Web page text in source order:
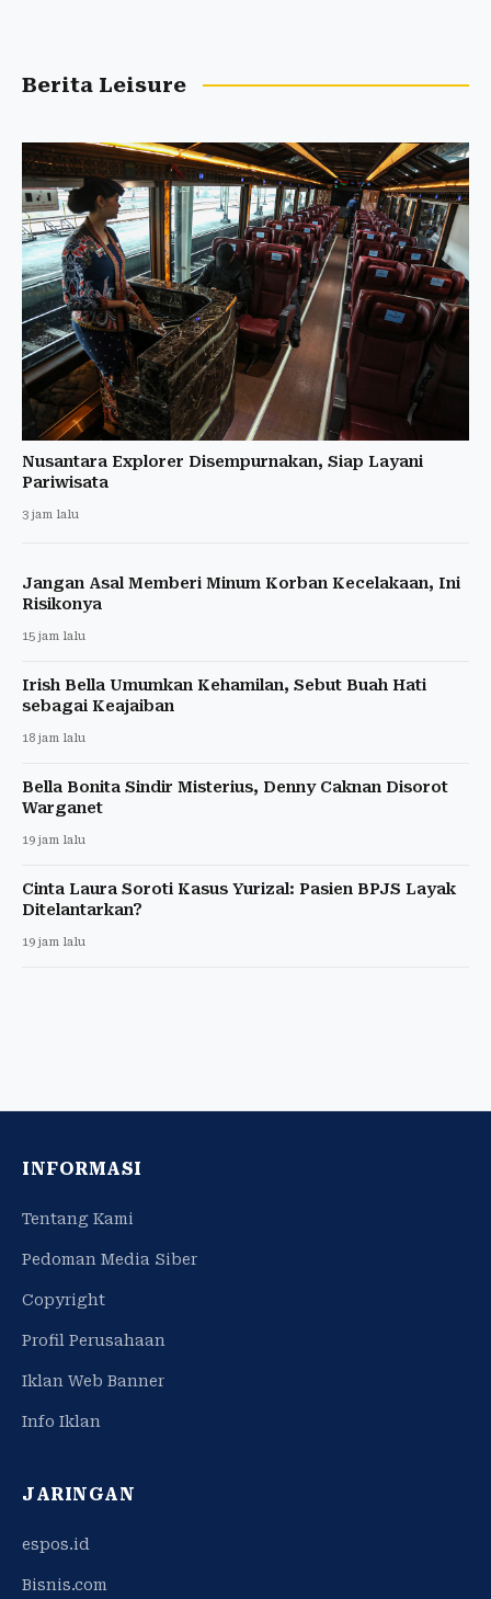
Berita Leisure
Nusantara Explorer Disempurnakan, Siap Layani
Pariwisata
3 jam lalu
Jangan Asal Memberi Minum Korban Kecelakaan, Ini
Risikonya
15 jam lalu
Irish Bella Umumkan Kehamilan, Sebut Buah Hati
sebagai Keajaiban
18 jam lalu
Bella Bonita Sindir Misterius, Denny Caknan Disorot
Warganet
19 jam lalu
Cinta Laura Soroti Kasus Yurizal: Pasien BPJS Layak
Ditelantarkan?
19 jam lalu
INFORMASI
Tentang Kami
Pedoman Media Siber
Copyright
Profil Perusahaan
Iklan Web Banner
Info Iklan
JARINGAN
espos.id
Bisnis.com